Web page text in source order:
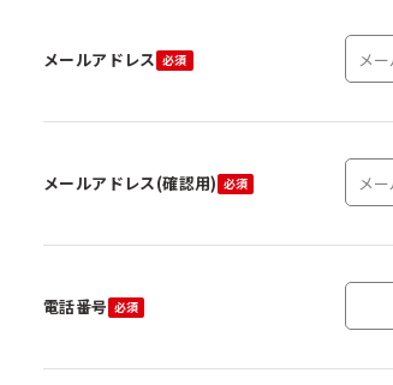
メールアドレス
メールアドレス(確認用)
電話番号